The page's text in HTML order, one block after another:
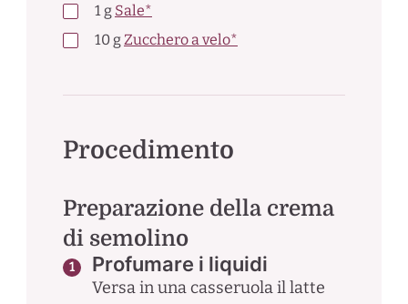
1 g Sale*
10 g Zucchero a velo*
Procedimento
Preparazione della crema
di semolino
Profumare i liquidi
Versa in una casseruola il latte